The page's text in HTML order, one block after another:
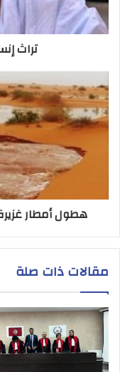
تراث
هطول أمطار غزيرة
مقالات ذات صلة